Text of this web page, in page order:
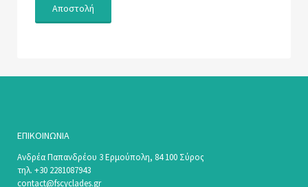
ΕΠΙΚΟΙΝΩΝΊΑ
Ανδρέα Παπανδρέου 3 Ερμούπολη, 84 100 Σύρος
τηλ. +30 2281087943
contact@fscyclades.gr